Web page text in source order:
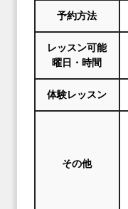
予約方法
レッスン可能
曜日・時間
体験レッスン
その他